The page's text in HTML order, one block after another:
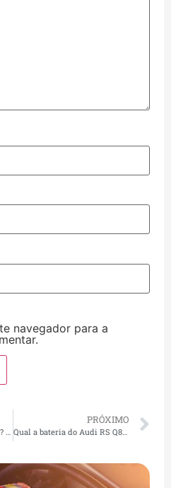
navegador para a
PRÓXIMO
Qual a bateria do Audi RS Q8? Amperagem, preço e troca rápida em São Paulo